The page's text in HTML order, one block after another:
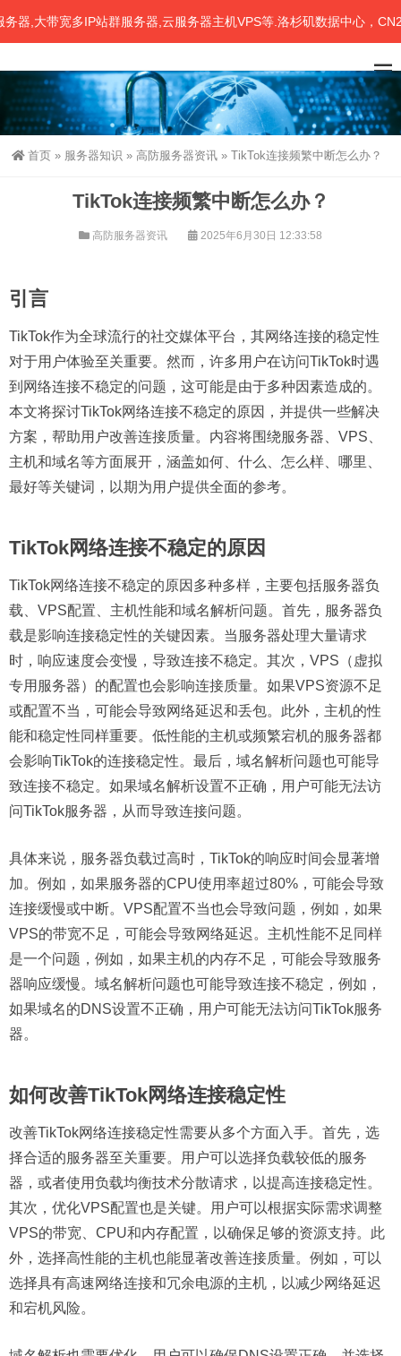
宽多IP站群服务器,云服务器主机VPS等.洛杉矶数据中心，CN2、联
首页 » 服务器知识 » 高防服务器资讯 » TikTok连接频繁中断怎么办？
TikTok连接频繁中断怎么办？
高防服务器资讯 2025年6月30日 12:33:58
引言
TikTok作为全球流行的社交媒体平台，其网络连接的稳定性
对于用户体验至关重要。然而，许多用户在访问TikTok时遇
到网络连接不稳定的问题，这可能是由于多种因素造成的。
本文将探讨TikTok网络连接不稳定的原因，并提供一些解决
方案，帮助用户改善连接质量。内容将围绕服务器、VPS、
主机和域名等方面展开，涵盖如何、什么、怎么样、哪里、
最好等关键词，以期为用户提供全面的参考。
TikTok网络连接不稳定的原因
TikTok网络连接不稳定的原因多种多样，主要包括服务器负
载、VPS配置、主机性能和域名解析问题。首先，服务器负
载是影响连接稳定性的关键因素。当服务器处理大量请求
时，响应速度会变慢，导致连接不稳定。其次，VPS（虚拟
专用服务器）的配置也会影响连接质量。如果VPS资源不足
或配置不当，可能会导致网络延迟和丢包。此外，主机的性
能和稳定性同样重要。低性能的主机或频繁宕机的服务器都
会影响TikTok的连接稳定性。最后，域名解析问题也可能导
致连接不稳定。如果域名解析设置不正确，用户可能无法访
问TikTok服务器，从而导致连接问题。
具体来说，服务器负载过高时，TikTok的响应时间会显著增
加。例如，如果服务器的CPU使用率超过80%，可能会导致
连接缓慢或中断。VPS配置不当也会导致问题，例如，如果
VPS的带宽不足，可能会导致网络延迟。主机性能不足同样
是一个问题，例如，如果主机的内存不足，可能会导致服务
器响应缓慢。域名解析问题也可能导致连接不稳定，例如，
如果域名的DNS设置不正确，用户可能无法访问TikTok服务
器。
如何改善TikTok网络连接稳定性
改善TikTok网络连接稳定性需要从多个方面入手。首先，选
择合适的服务器至关重要。用户可以选择负载较低的服务
器，或者使用负载均衡技术分散请求，以提高连接稳定性。
其次，优化VPS配置也是关键。用户可以根据实际需求调整
VPS的带宽、CPU和内存配置，以确保足够的资源支持。此
外，选择高性能的主机也能显著改善连接质量。例如，可以
选择具有高速网络连接和冗余电源的主机，以减少网络延迟
和宕机风险。